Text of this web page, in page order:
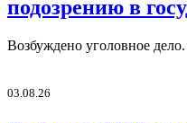
подозрению в
Возбуждено уголовное дело.
03.08.26